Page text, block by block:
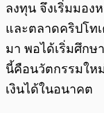
ลงทุน จึงเริ่มมอง
และตลาดคริปโท
มา พอได้เริ่มศึกษ
นี้คือนวัตกรรมให
เงินได้ในอนาคต